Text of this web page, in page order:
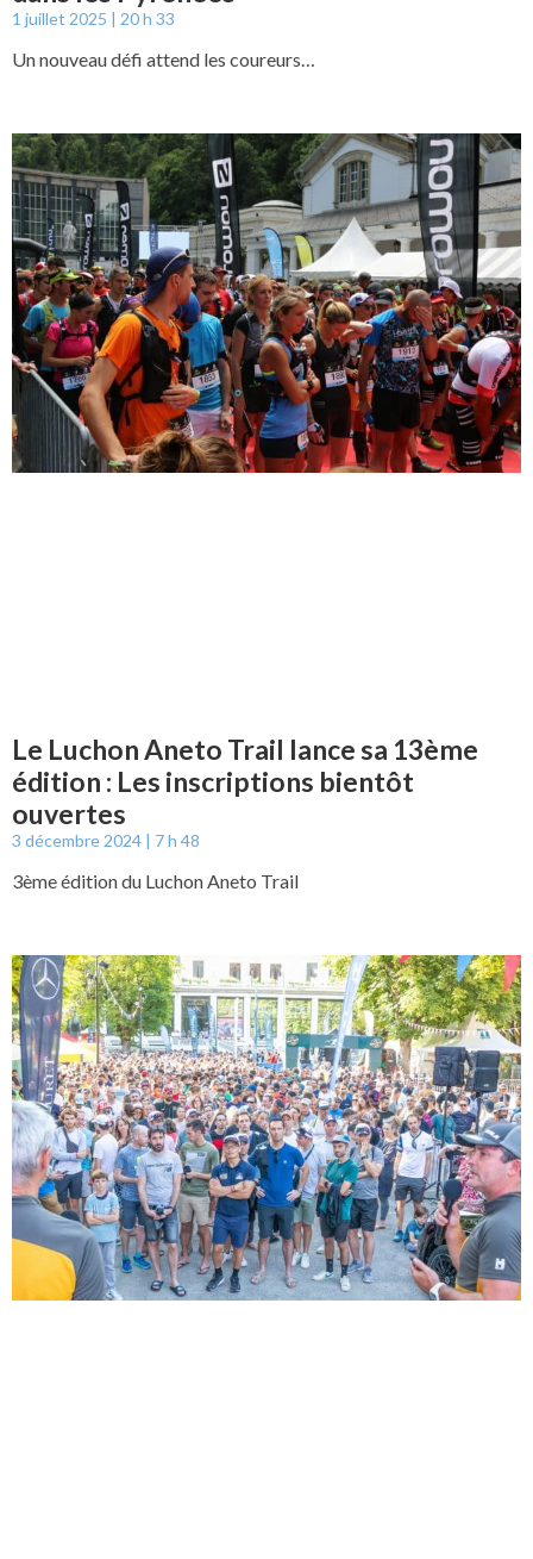
1 juillet 2025 20 h 33
Un nouveau défi attend les coureurs…
Le Luchon Aneto Trail lance sa 13ème
édition : Les inscriptions bientôt
ouvertes
3 décembre 2024 7 h 48
3ème édition du Luchon Aneto Trail